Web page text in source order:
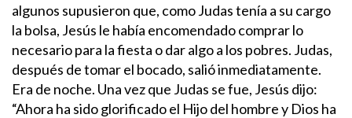
algunos supusieron que, como Judas tenía a su cargo
la bolsa, Jesús le había encomendado comprar lo
necesario para la fiesta o dar algo a los pobres. Judas,
después de tomar el bocado, salió inmediatamente.
Era de noche. Una vez que Judas se fue, Jesús dijo:
“Ahora ha sido glorificado el Hijo del hombre y Dios ha